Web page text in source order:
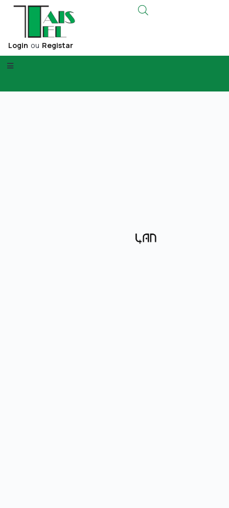
Login ou Registar